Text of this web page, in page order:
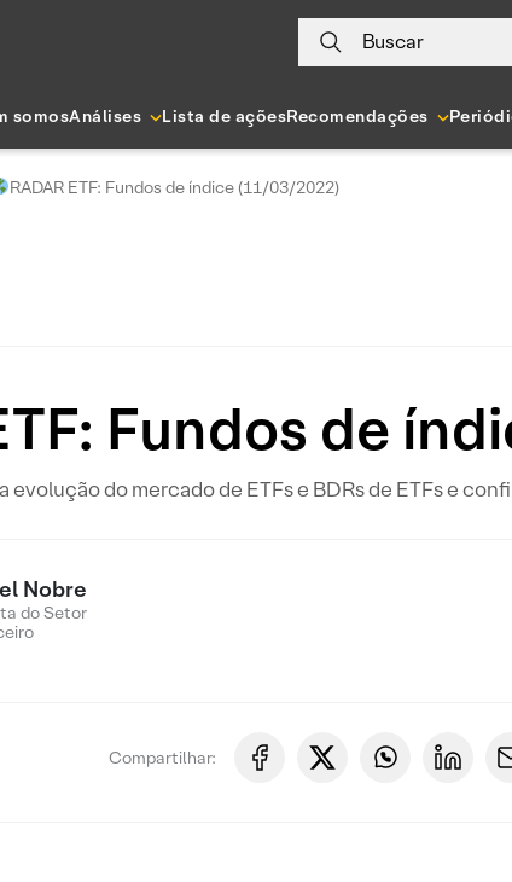
Buscar
somosAnálises Lista de açõesRecomendações
RADAR ETF: Fundos de índice (11/03/2022)
Fundos de
do mercado de ETFs e BDRs de ETFs e
Nobre
do Setor
Compartilhar: